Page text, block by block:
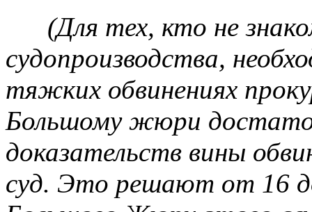
(Для тех, кто не
судопроизводства,
тяжких обвинениях
Большому жюри
доказательств вины
суд. Это решают от 16